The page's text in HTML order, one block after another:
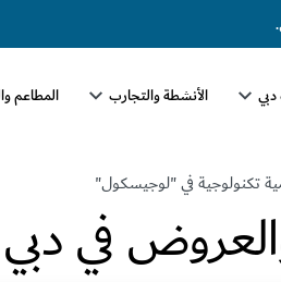
الأنشطة والتجارب المطاعم
تكنولوجية في "لوجيسكول"
في دبي